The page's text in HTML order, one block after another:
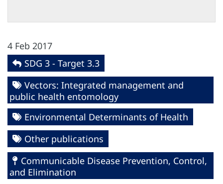
4 Feb 2017
SDG 3 - Target 3.3
Vectors: Integrated management and
public health entomology
Environmental Determinants of Health
Other publications
Communicable Disease Prevention, Control,
and Elimination